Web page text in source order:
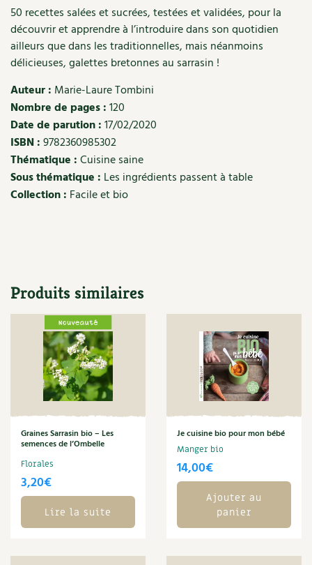
Conception et gros oeuvre
Matériaux écologiques
Énergie
Gestion de l’eau
Entretien de la maison
Soins et cosmétiques au naturel
Société et alternatives
Vivre l’écologie
Protéger la nature
Autonomie
Enfants
Actions pour la planète
Les 4 saisons
Trocs & petites annonces
Appels à témoignage
Bonnes adresses
Liste des pépiniéristes
Mieux consommer
50 recettes salées et sucrées, testées et validées, pour la
découvrir et apprendre à l’introduire dans son quotidien
ailleurs que dans les traditionnelles, mais néanmoins
délicieuses, galettes bretonnes au sarrasin !
Auteur : Marie-Laure Tombini
Nombre de pages :120
Date de parution :17/02/2020
ISBN :9782360985302
Thématique :Cuisine saine
Sous thématique : Les ingrédients passent à table
Collection : Facile et bio
Produits similaires
Graines Sarrasin bio – Les
semences de l’Ombelle
Florales
3,20€
Lire la suite
Je cuisine bio pour mon bébé
Manger bio
14,00€
Ajouter au
panier